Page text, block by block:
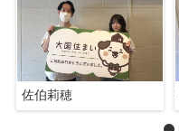
佐伯莉穂